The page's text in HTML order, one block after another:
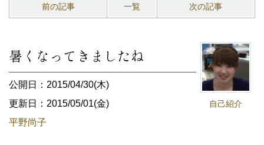
前の記事 一覧 次の記事
自己紹介
暑くなってきましたね
公開日：2015/04/30(木)
更新日：2015/05/01(金)
平野尚子